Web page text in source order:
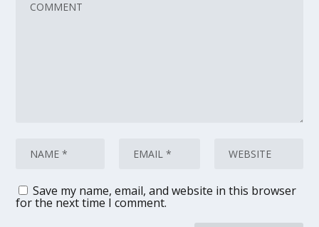
Save my name, email, and website in this browser
for the next time I comment.